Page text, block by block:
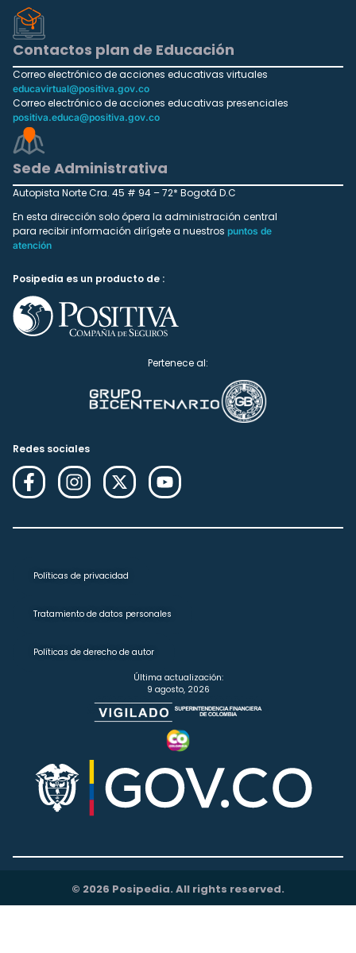
Contactos plan de Educación
Correo electrónico de acciones educativas virtuales
educavirtual@positiva.gov.co
Correo electrónico de acciones educativas presenciales
positiva.educa@positiva.gov.co
Sede Administrativa
Autopista Norte Cra. 45 # 94 – 72* Bogotá D.C
En esta dirección solo ópera la administración central
para recibir información dirígete a nuestros puntos de
atención
Posipedia es un producto de :
Pertenece al:
Redes sociales
Políticas de privacidad
Tratamiento de datos personales
Políticas de derecho de autor
Última actualización:
9 agosto, 2026
© 2026 Posipedia. All rights reserved.